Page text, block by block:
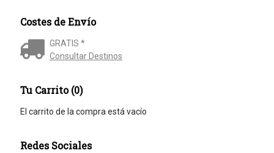
Costes de Envío
GRATIS *
Consultar Destinos
Tu Carrito (0)
El carrito de la compra está vacío
Redes Sociales